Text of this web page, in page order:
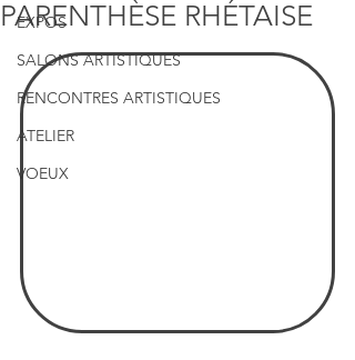
EXPOS
SALONS ARTISTIQUES
RENCONTRES ARTISTIQUES
ATELIER
VOEUX
PARENTHÈSE RHÉTAISE